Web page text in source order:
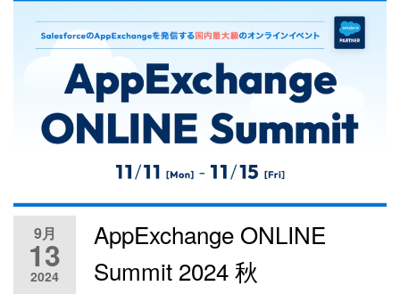
9月
13
2024
AppExchange ONLINE
Summit 2024 秋